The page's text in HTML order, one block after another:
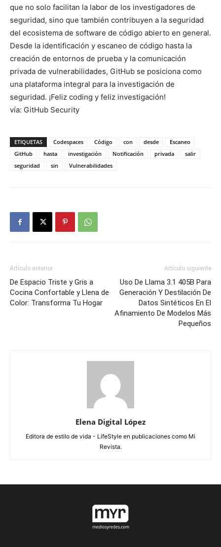
que no solo facilitan la labor de los investigadores de
seguridad, sino que también contribuyen a la seguridad
del ecosistema de software de código abierto en general.
Desde la identificación y escaneo de código hasta la
creación de entornos de prueba y la comunicación
privada de vulnerabilidades, GitHub se posiciona como
una plataforma integral para la investigación de
seguridad. ¡Feliz coding y feliz investigación!
vía: GitHub Security
ETIQUETAS Codespaces Código con desde
Escaneo
GitHub
hasta investigación Notificación privada
salir
seguridad
sin Vulnerabilidades
Artículo anterior
De Espacio Triste y Gris a
Cocina Confortable y Llena de
Color: Transforma Tu Hogar
Artículo siguiente
Uso De Llama 3.1 405B Para
Generación Y Destilación De
Datos Sintéticos En El
Afinamiento De Modelos Más
Pequeños
Elena Digital López
Editora de estilo de vida - LifeStyle en publicaciones como Mi
Revista.